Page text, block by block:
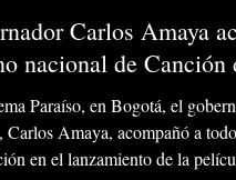
Carlos Amaya
nacional de Canción
Paraíso, en Bogotá, el
Carlos Amaya, acompañó a todo
en el lanzamiento de la